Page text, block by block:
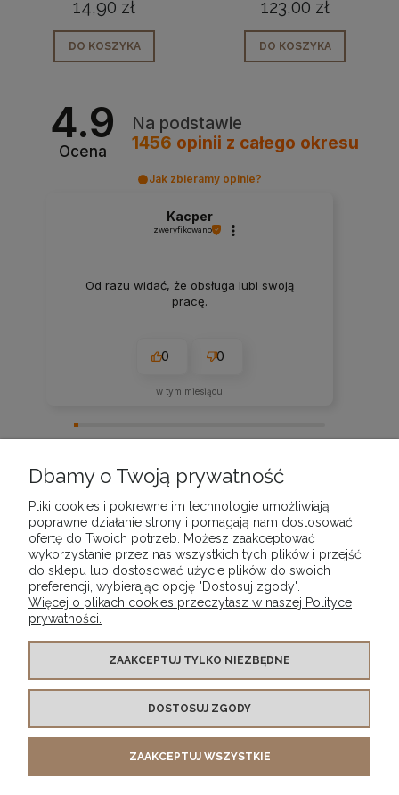
Yankee Candle
Hideaway
14,90 zł
DO KOSZYKA
Twinkling Lights
gr
123,00 zł
DO KOSZYKA
4.9
Ocena
Na podstawie
1456 opinii z całego okresu
Jak zbieramy opinie?
Kacper
zweryfikowano
Od razu widać, że obsługa lubi swoją
pracę.
0 0
w tym miesiącu
POMOC
MOJE KONTO
PŁATNOŚCI I DOSTAWA
INFORMACJE
O NAS
Dbamy o Twoją prywatność
Pliki cookies i pokrewne im technologie umożliwiają
poprawne działanie strony i pomagają nam dostosować
ofertę do Twoich potrzeb. Możesz zaakceptować
wykorzystanie przez nas wszystkich tych plików i przejść
do sklepu lub dostosować użycie plików do swoich
preferencji, wybierając opcję "Dostosuj zgody".
Więcej o plikach cookies przeczytasz w naszej Polityce
prywatności.
ZAAKCEPTUJ TYLKO NIEZBĘDNE
DOSTOSUJ ZGODY
ZAAKCEPTUJ WSZYSTKIE